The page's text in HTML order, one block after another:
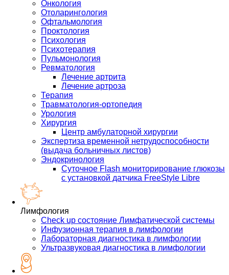
Онкология
Отоларингология
Офтальмология
Проктология
Психология
Психотерапия
Пульмонология
Ревматология
Лечение артрита
Лечение артроза
Терапия
Травматология-ортопедия
Урология
Хирургия
Центр амбулаторной хирургии
Экспертиза временной нетрудоспособности
(выдача больничных листов)
Эндокринология
Суточное Flash мониторирование глюкозы
с установкой датчика FreeStyle Libre
Лимфология
Check up состояние Лимфатической системы
Инфузионная терапия в лимфологии
Лабораторная диагностика в лимфологии
Ультразвуковая диагностика в лимфологии